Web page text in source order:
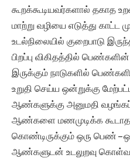
கூறக்கூடியவர்களால் தகாத
மாற்று வழியை எடுத்து காட்ட
உடல்நிலையில் குறைபாடு
பிறப்பு விகிதத்தில்
இருக்கும் நாடுகளில்
உறுதி செய்ய ஒன்றுக்கு
ஆண்களுக்கு அனுமதி
ஆண்களை மணமுடிக்க
கொண்டிருக்கும் ஒரு பெண் –
ஆண்களுடன் உடலுறவு